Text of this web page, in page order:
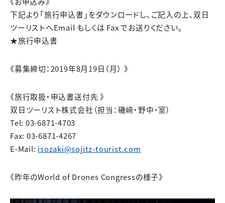
下記より「旅行申込書」をダウンロードし、ご記入の上、双日
ツーリストへEmail もしくは Fax でお送りください。
★旅行申込書
《募集締切：2019年8月19日（月） 》
《旅行取扱・申込書送付先 》
双日ツーリスト株式会社（担当：磯﨑・野中・室）
Tel: 03-6871-4703
Fax: 03-6871-4267
E-Mail: isozaki@sojitz-tourist.com
《昨年のWorld of Drones Congressの様子》